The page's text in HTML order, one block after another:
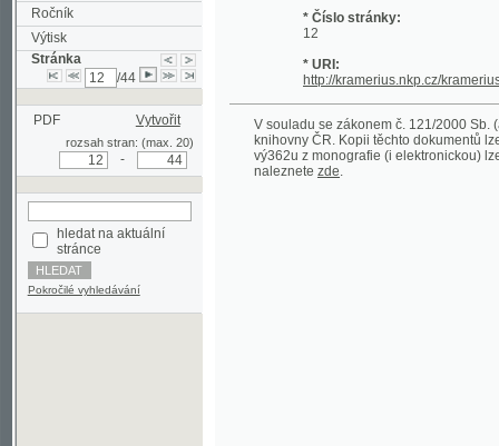
Výtisk
Stránka
PDF Vytvořit
rozsah stran: (max. 20)
stránce
Pokročilé vyhledávání
* URI:
V souladu se zákonem č. 121/2000 Sb.
knihovny ČR. Kopii těchto dokumentů lze získat
vý362u z monografie (i elektronickou) lze
naleznetezde.